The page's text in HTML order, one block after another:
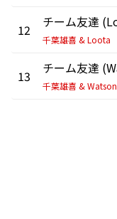
12
千葉雄喜 & Loota
13
千葉雄喜 & Watson